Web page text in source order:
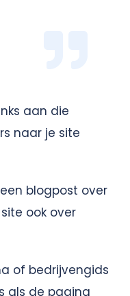
aan die
naar je site
blogpost over
ook over
of bedrijvengids
als de pagina